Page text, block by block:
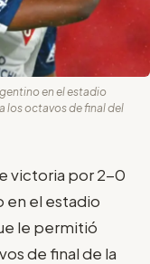
en el estadio
los octavos de final del
victoria por 2-0
en el estadio
le permitió
de final de la